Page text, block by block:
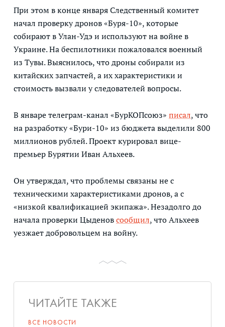
При этом в конце января Следственный комитет
начал проверку дронов «Буря-10», которые
собирают в Улан-Удэ и используют на войне в
Украине. На беспилотники пожаловался военный
из Тувы. Выяснилось, что дроны собирали из
китайских запчастей, а их характеристики и
стоимость вызвали у следователей вопросы.
В январе телеграм-канал «БурКОПсоюз» писал, что
на разработку «Бури-10» из бюджета выделили 800
миллионов рублей. Проект курировал вице-
премьер Бурятии Иван Альхеев.
Он утверждал, что проблемы связаны не с
техническими характеристиками дронов, а с
«низкой квалификацией экипажа». Незадолго до
начала проверки Цыденовсообщил, что Альхеев
уезжает добровольцем на войну.
ЧИТАЙТЕ ТАКЖЕ
ВСЕ НОВОСТИ